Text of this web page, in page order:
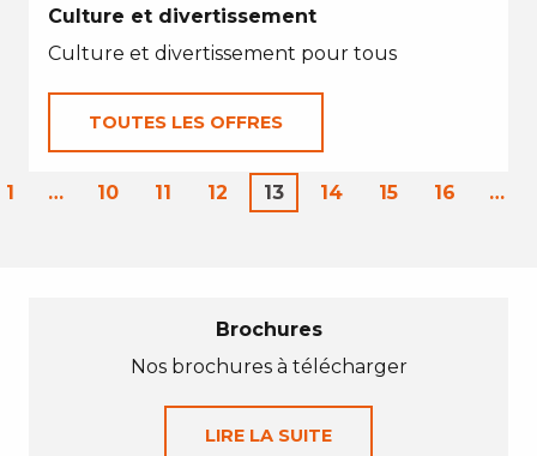
Culture et divertissement
Culture et divertissement pour tous
TOUTES LES OFFRES
1 … 10 11 12 13 14 15 16 …
Brochures
Nos brochures à télécharger
LIRE LA SUITE